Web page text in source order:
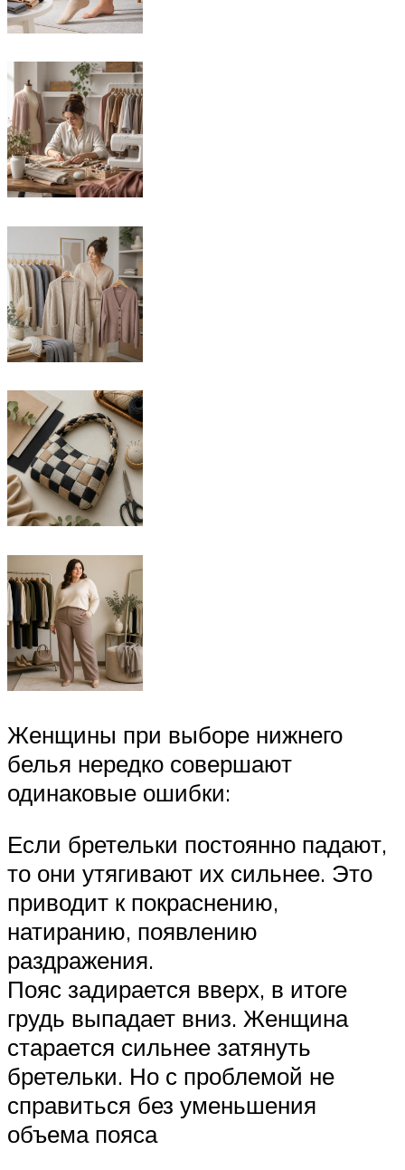
Женщины при выборе нижнего
белья нередко совершают
одинаковые ошибки:
Если бретельки постоянно падают,
то они утягивают их сильнее. Это
приводит к покраснению,
натиранию, появлению
раздражения.
Пояс задирается вверх, в итоге
грудь выпадает вниз. Женщина
старается сильнее затянуть
бретельки. Но с проблемой не
справиться без уменьшения
объема пояса